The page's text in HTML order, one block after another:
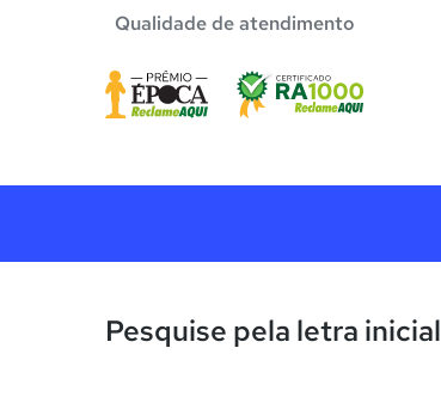
Qualidade de atendimento
Pesquise pela letra inicial